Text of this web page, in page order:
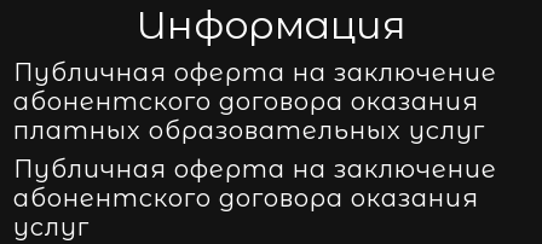
Информация
Публичная оферта на заключение
абонентского договора оказания
платных образовательных услуг
Публичная оферта на заключение
абонентского договора оказания
услуг